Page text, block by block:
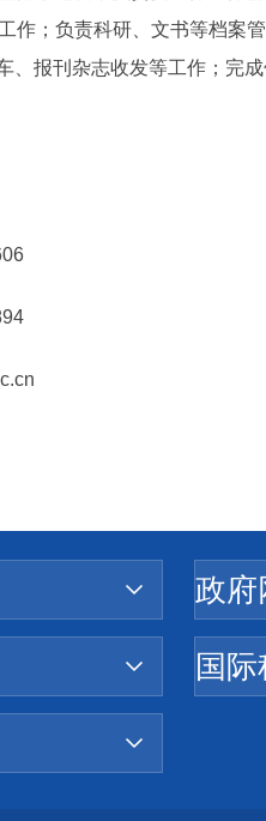
作；负责科研、文书等档案
、报刊杂志收发等工作；